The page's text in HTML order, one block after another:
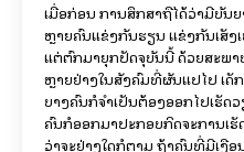
ເມື່ອກ່ອນ ການສຶກສາຖືໄດ້ວ່າມີບັນ
ຫຼາຍຄົນແຂ່ງກັນຮຽນ ແຂ່ງກັນເສັງ
ແຕ່ຕົກມາຍຸກປັດຈຸບັນນີ້ ດ້ວຍສະພາ
ຫຼາຍຢ່າງໃນສັງຄົມທີ່ຜັນແປໄປ ເ
ບາງຄົນກໍຈຳເປັນຕ້ອງອອກໄປເຮັດ
ຄົນກໍອອກມາປະກອບກິດຈະການເ
ວ່າຈະຢ່າງໃດກໍຕາມ ຖ້າຄົນທີ່ມີເ